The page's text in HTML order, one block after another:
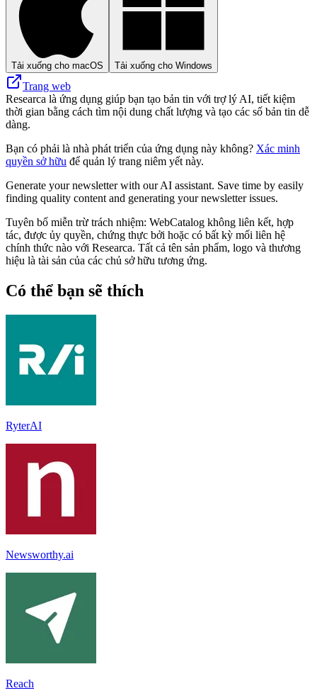
Tải xuống cho macOS Tải xuống cho Windows
Trang web
Researca là ứng dụng giúp bạn tạo bản tin với trợ lý AI, tiết kiệm
thời gian bằng cách tìm nội dung chất lượng và tạo các số bản tin dễ
dàng.
Bạn có phải là nhà phát triển của ứng dụng này không? Xác minh
quyền sở hữu để quản lý trang niêm yết này.
Generate your newsletter with our AI assistant. Save time by easily
finding quality content and generating your newsletter issues.
Tuyên bố miễn trừ trách nhiệm: WebCatalog không liên kết, hợp
tác, được ủy quyền, chứng thực bởi hoặc có bất kỳ mối liên hệ
chính thức nào với Researca. Tất cả tên sản phẩm, logo và thương
hiệu là tài sản của các chủ sở hữu tương ứng.
Có thể bạn sẽ thích
RyterAI
Newsworthy.ai
Reach